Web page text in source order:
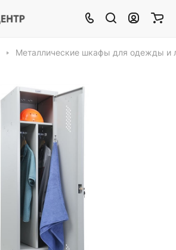
Металлические шкафы для одежды и